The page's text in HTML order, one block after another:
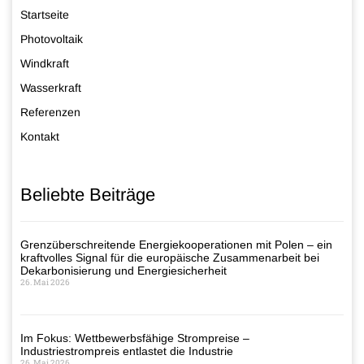
Startseite
Photovoltaik
Windkraft
Wasserkraft
Referenzen
Kontakt
Beliebte Beiträge
Grenzüberschreitende Energiekooperationen mit Polen – ein
kraftvolles Signal für die europäische Zusammenarbeit bei
Dekarbonisierung und Energiesicherheit
26. Mai 2026
Im Fokus: Wettbewerbsfähige Strompreise –
Industriestrompreis entlastet die Industrie